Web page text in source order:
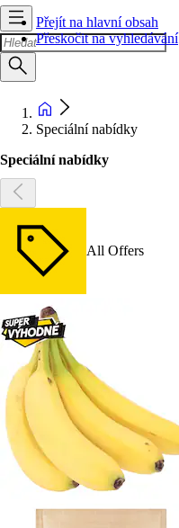
Přejít na hlavní obsah
Přeskočit na vyhledávání
Speciální nabídky
Speciální nabídky
All Offers